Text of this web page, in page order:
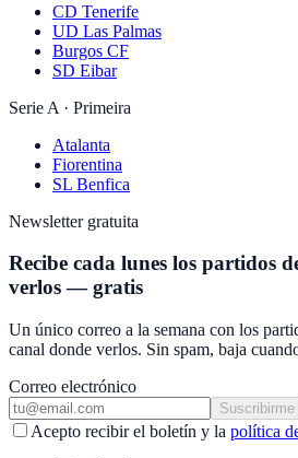
CD Tenerife
UD Las Palmas
Burgos CF
SD Eibar
Serie A · Primeira
Atalanta
Fiorentina
SL Benfica
Newsletter gratuita
Recibe cada lunes los partidos
verlos — gratis
Un único correo a la semana con los
canal donde verlos. Sin spam, baja
Correo electrónico
Suscribirme
Acepto recibir el boletín y la política